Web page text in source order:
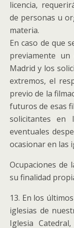
licencia,
de personas u
materia.
En caso de que
previamente
Madrid y los
extremos, el
previo de la
futuros de esas
solicitantes
eventuales
ocasionar en las
Ocupaciones de
su finalidad
13. En los
iglesias de
Iglesia